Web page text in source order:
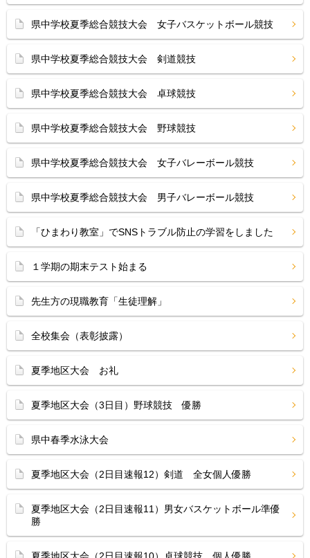
県中学校夏季総合競技大会 女子バスケットボール競技
県中学校夏季総合競技大会 剣道競技
県中学校夏季総合競技大会 卓球競技
県中学校夏季総合競技大会 野球競技
県中学校夏季総合競技大会 女子バレーボール競技
県中学校夏季総合競技大会 男子バレーボール競技
「ひまわり教室」でSNSトラブル防止の学習をしました
１学期の期末テスト始まる
先生方の現職教育「生徒理解」
全校集会（表彰披露）
夏季地区大会 お礼
夏季地区大会（3日目）野球競技 優勝
県中春季水泳大会
夏季地区大会（2日目速報12）剣道 全女個人優勝
夏季地区大会（2日目速報11）男女バスケットボール準優
勝